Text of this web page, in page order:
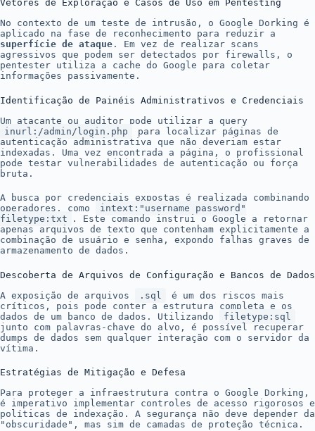
Vetores de Exploração e Casos de Uso em Pentesting
No contexto de um teste de intrusão, o Google Dorking é
aplicado na fase de reconhecimento para reduzir a
superfície de ataque . Em vez de realizar scans
agressivos que podem ser detectados por firewalls, o
pentester utiliza a cache do Google para coletar
informações passivamente.
Identificação de Painéis Administrativos e Credenciais
Um atacante ou auditor pode utilizar a query
inurl:/admin/login.php
para localizar páginas de
autenticação administrativa que não deveriam estar
indexadas. Uma vez encontrada a página, o profissional
pode testar vulnerabilidades de autenticação ou força
bruta.
A busca por credenciais expostas é realizada combinando
operadores, como
intext:"username password"
filetype:txt
. Este comando instrui o Google a retornar
apenas arquivos de texto que contenham explicitamente a
combinação de usuário e senha, expondo falhas graves de
armazenamento de dados.
Descoberta de Arquivos de Configuração e Bancos de Dados
A exposição de arquivos
.sql
é um dos riscos mais
críticos, pois pode conter a estrutura completa e os
dados de um banco de dados. Utilizando
filetype:sql
junto com palavras-chave do alvo, é possível recuperar
dumps de dados sem qualquer interação com o servidor da
vítima.
Estratégias de Mitigação e Defesa
Para proteger a infraestrutura contra o Google Dorking,
é imperativo implementar controles de acesso rigorosos e
políticas de indexação. A segurança não deve depender da
"obscuridade", mas sim de camadas de proteção técnica.